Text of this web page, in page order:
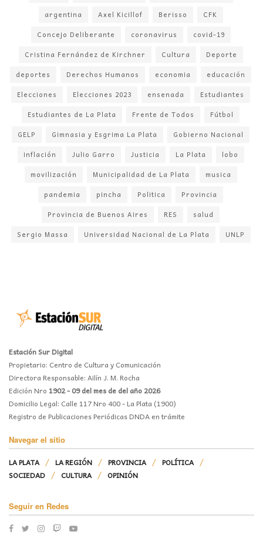
argentina
Axel Kicillof Berisso
CFK
Concejo Deliberante
coronavirus
covid-19
Cristina Fernández de Kirchner
Cultura
Deporte
deportes
Derechos Humanos economia
educación
Elecciones
Elecciones 2023 ensenada
Estudiantes
Estudiantes de La Plata
Frente de Todos
Fútbol
GELP
Gimnasia y Esgrima La Plata
Gobierno Nacional
inflación
Julio Garro Justicia La Plata
lobo
movilización
Municipalidad de La Plata
musica
pandemia
pincha Politica
Provincia
Provincia de Buenos Aires
RES
salud
Sergio Massa
Universidad Nacional de La Plata UNLP
Estación Sur Digital
Propietario: Centro de Cultura y Comunicación
Directora Responsable: Ailín J. M. Rocha
Edición Nro 1902 - 09 del mes de del año 2026
Domicilio Legal: Calle 117 Nro 400 - La Plata (1900)
Registro de Publicaciones Periódicas DNDA en trámite
Navegar el sitio
LA PLATA LA REGIÓN PROVINCIA
POLÍTICA
SOCIEDAD
CULTURA OPINIÓN
Seguir en Redes